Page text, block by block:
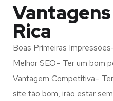
Rica
Boas Primeiras
Melhor SEO– Ter um bom
Vantagem Competitiva–
site tão bom, irão estar